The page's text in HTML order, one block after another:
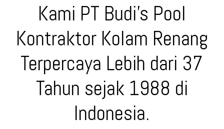
Kami PT Budi’s Pool
Kontraktor Kolam Renang
Terpercaya Lebih dari 37
Tahun sejak 1988 di
Indonesia.